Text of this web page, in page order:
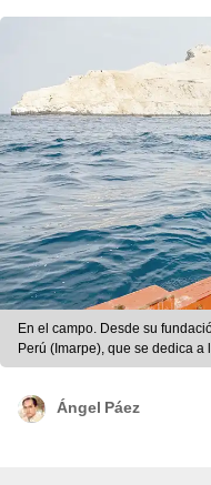
En el campo. Desde su
Perú (Imarpe), que se dedica
mar y sus recursos, es dirigida
Ángel Páez